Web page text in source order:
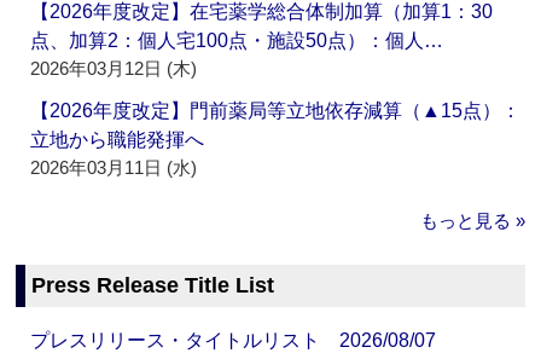
【2026年度改定】在宅薬学総合体制加算（加算1：30
点、加算2：個人宅100点・施設50点）：個人…
2026年03月12日 (木)
【2026年度改定】門前薬局等立地依存減算（▲15点）：
立地から職能発揮へ
2026年03月11日 (水)
もっと見る »
Press Release Title List
プレスリリース・タイトルリスト 2026/08/07